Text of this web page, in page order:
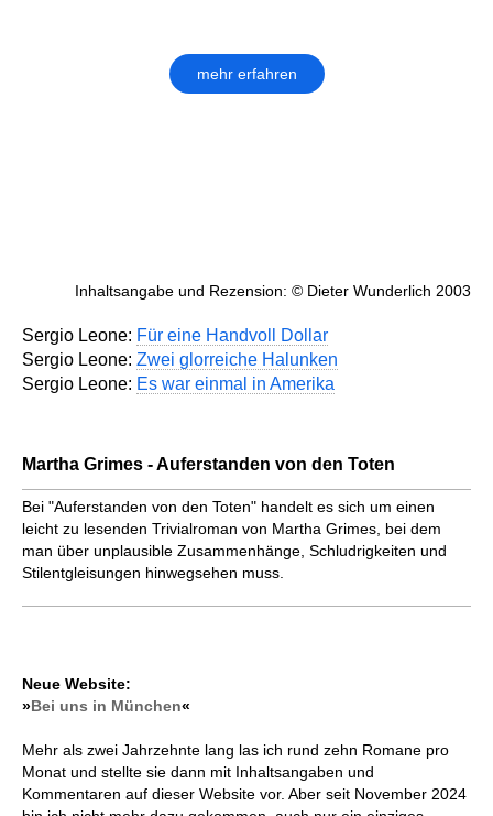
mehr erfahren
Inhaltsangabe und Rezension: © Dieter Wunderlich 2003
Sergio Leone: Für eine Handvoll Dollar
Sergio Leone: Zwei glorreiche Halunken
Sergio Leone: Es war einmal in Amerika
Martha Grimes - Auferstanden von den Toten
Bei "Auferstanden von den Toten" handelt es sich um einen
leicht zu lesenden Trivialroman von Martha Grimes, bei dem
man über unplausible Zusammenhänge, Schludrigkeiten und
Stilentgleisungen hinwegsehen muss.
Neue Website:
»Bei uns in München«
Mehr als zwei Jahrzehnte lang las ich rund zehn Romane pro
Monat und stellte sie dann mit Inhaltsangaben und
Kommentaren auf dieser Website vor. Aber seit November 2024